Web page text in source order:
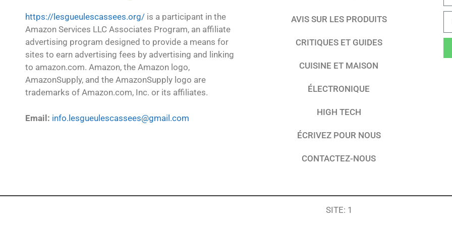
https://lesgueulescassees.org/ is a participant in the
Amazon Services LLC Associates Program, an affiliate
advertising program designed to provide a means for
sites to earn advertising fees by advertising and linking
to amazon.com. Amazon, the Amazon logo,
AmazonSupply, and the AmazonSupply logo are
trademarks of Amazon.com, Inc. or its affiliates.
Email: info.lesgueulescassees@gmail.com
AVIS SUR LES PRODUITS
CRITIQUES ET GUIDES
CUISINE ET MAISON
ÉLECTRONIQUE
HIGH TECH
ÉCRIVEZ POUR NOUS
CONTACTEZ-NOUS
SITE: 1